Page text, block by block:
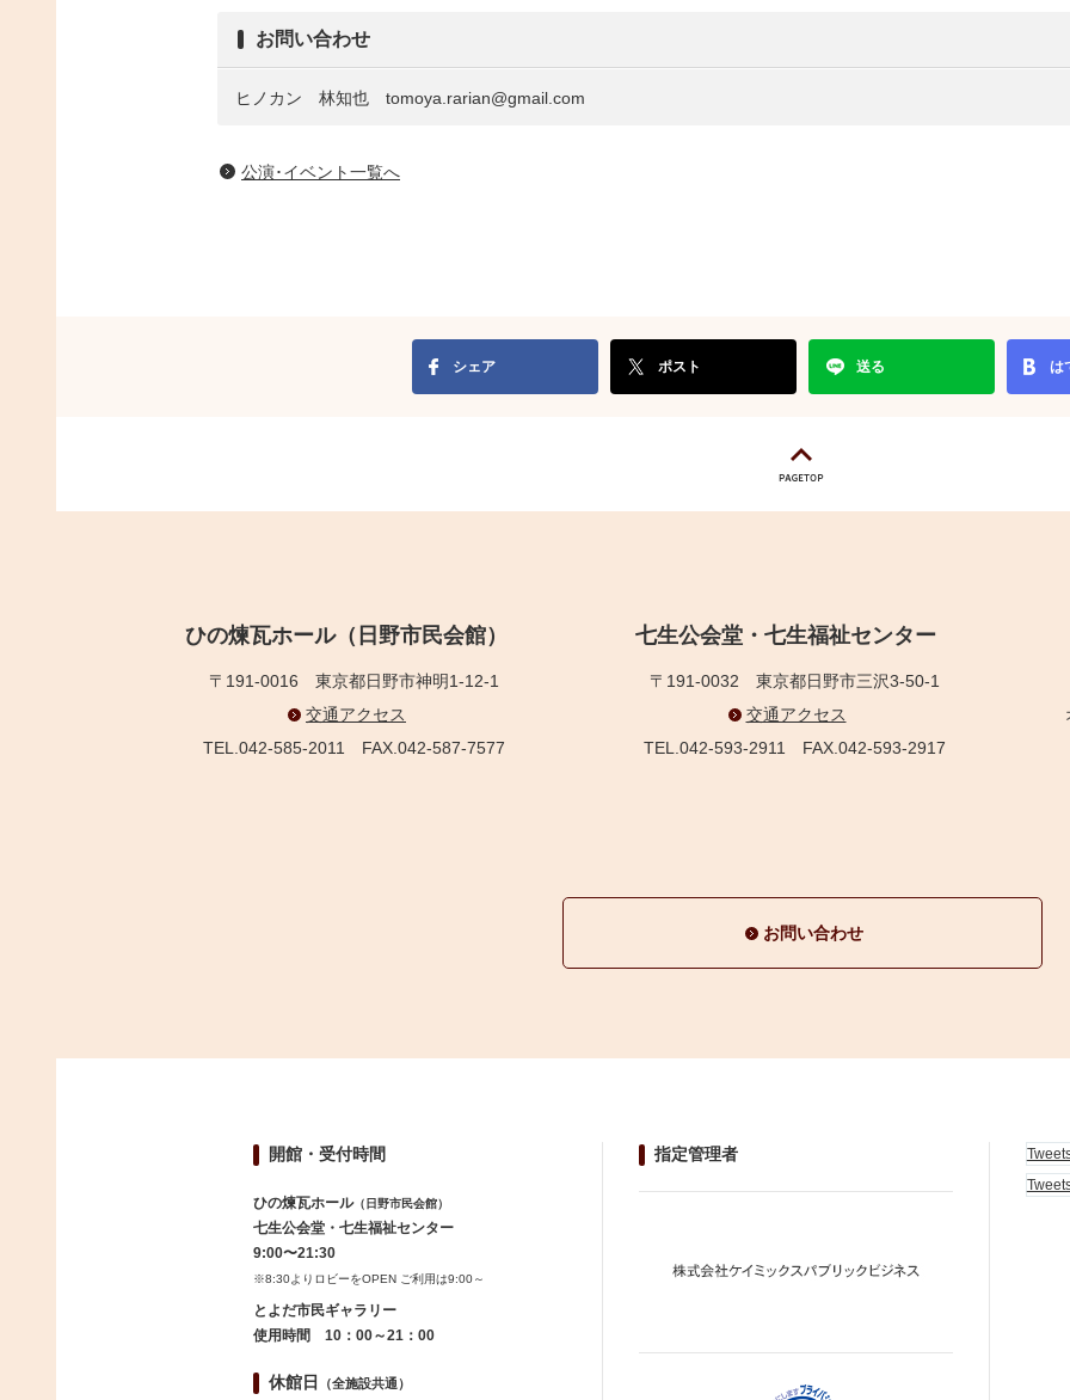
お問い合わせ
ヒノカン 林知也 tomoya.rarian@gmail.com
公演･イベント一覧へ
シェア ポスト 送る は
ひの煉瓦ホール（日野市民会館）
〒191-0016 東京都日野市神明1-12-1
交通アクセス
TEL.042-585-2011 FAX.042-587-7577
七生公会堂・七生福祉センター
〒191-0032 東京都日野市三沢3-50-1
交通アクセス
TEL.042-593-2911 FAX.042-593-2917
お問い合わせ
開館・受付時間
ひの煉瓦ホール（日野市民会館）
七生公会堂・七生福祉センター
9:00〜21:30
※8:30よりロビーをOPEN ご利用は9:00～
とよだ市民ギャラリー
使用時間 10：00～21：00
休館日 （全施設共通）
指定管理者